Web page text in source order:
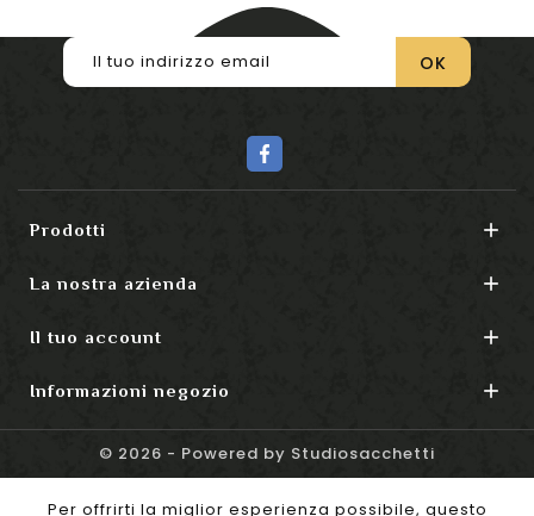
Prodotti 
La nostra azienda 
Il tuo account 
Informazioni negozio 
© 2026 - Powered by Studiosacchetti
Per offrirti la miglior esperienza possibile, questo